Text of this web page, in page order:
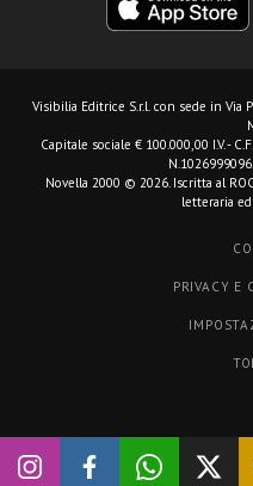
Visibilia Editrice S.r.l. con sede in Via
Capitale sociale € 100.000,00 I.V. -
Novella 2000 © 2026. Iscritta al
letteraria
PRIVACY E